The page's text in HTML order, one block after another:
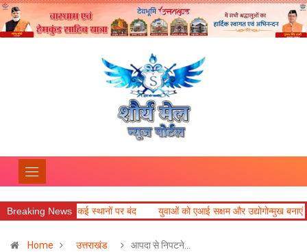
Breaking News
कई स्थानों पर बंद युवाओं को एआई सक्षम और उद्योगोन्मुख बनाएं विश्वविद्यालय :
Home उत्तराखंड आपदा से निपटने…